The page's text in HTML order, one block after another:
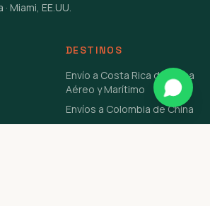
Miami, EE.UU.
DESTINOS
Envío a Costa Rica de China
Aéreo y Marítimo
Envíos a Colombia de China